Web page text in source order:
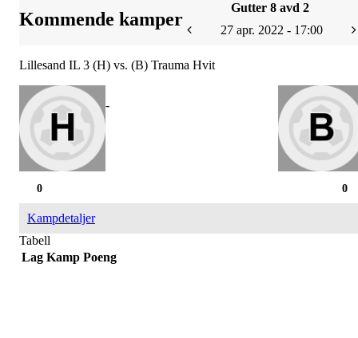
Kommende kamper
Gutter 8 avd 2
27 apr. 2022 - 17:00
Lillesand IL 3 (H) vs. (B) Trauma Hvit
-
0
0
Kampdetaljer
Tabell
Lag Kamp Poeng